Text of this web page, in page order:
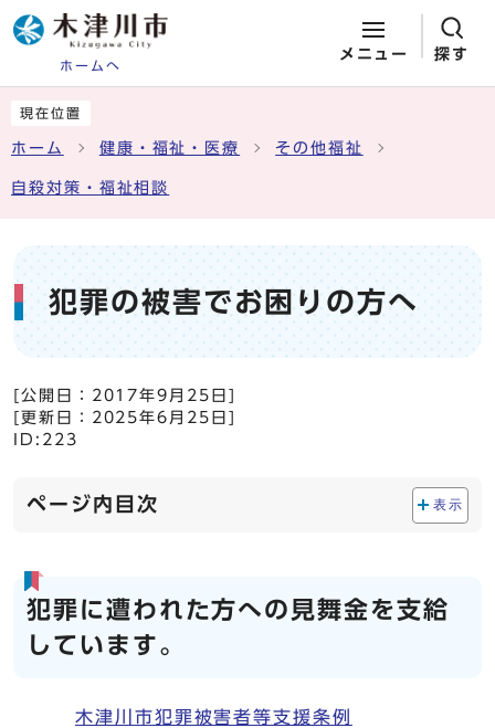
ホームへ
メニュー 探す
現在位置
ホーム 健康・福祉・医療 その他福祉
自殺対策・福祉相談
犯罪の被害でお困りの方へ
[公開日： 2017年9月25日
[更新日： 2025年6月25日
ID:223
ページ内目次 表示
犯罪に遭われた方への見舞金を支給
しています。
木津川市犯罪被害者等支援条例